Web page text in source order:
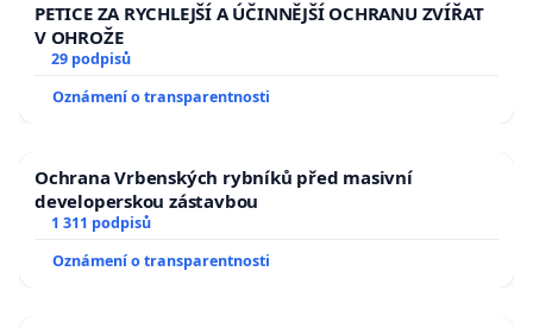
PETICE ZA RYCHLEJŠÍ A ÚČINNĚJŠÍ OCHRANU ZVÍŘAT
V OHROŽE
29 podpisů
Oznámení o transparentnosti
Ochrana Vrbenských rybníků před masivní
developerskou zástavbou
1 311 podpisů
Oznámení o transparentnosti